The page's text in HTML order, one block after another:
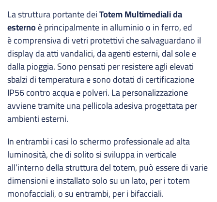
La struttura portante deiTotem Multimediali da
esternoè principalmente in alluminio o in ferro, ed
ècomprensiva divetri protettivi che salvaguardano il
display da atti vandalici, da agenti esterni, dal sole e
dalla pioggia. Sono pensati per resistere agli elevati
sbalzi di temperatura e sono dotati di certificazione
IP56 contro acqua e polveri. La personalizzazione
avviene tramite una pellicola adesiva progettata per
ambienti esterni.
In entrambi i casi lo schermo professionale ad alta
luminosità, che di solito si sviluppa in verticale
all’interno della struttura del totem, può essere di varie
dimensioni e installato solo su un lato, per i totem
monofacciali, o su entrambi, per i bifacciali.